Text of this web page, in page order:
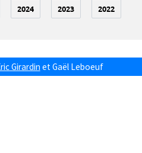
2024 2023 2022
Girardin et Gaël Leboeuf